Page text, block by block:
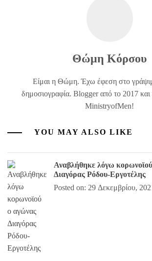
Θώμη Κόρσου
Είμαι η Θώμη. Έχω έφεση στο
δημοσιογραφία. Blogger από το 2017
MinistryofMen!
YOU MAY ALSO LIKE
Αναβλήθηκε λόγω
Διαγόρας Ρόδου-Εργοτέλης
Posted on: 29 Δεκεμβρίου,